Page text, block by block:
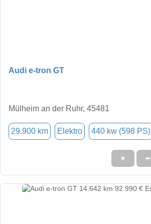
Audi e-tron GT
Mülheim an der Ruhr, 45481
29.900 km Elektro 440 kw (598 PS)
★ ➦